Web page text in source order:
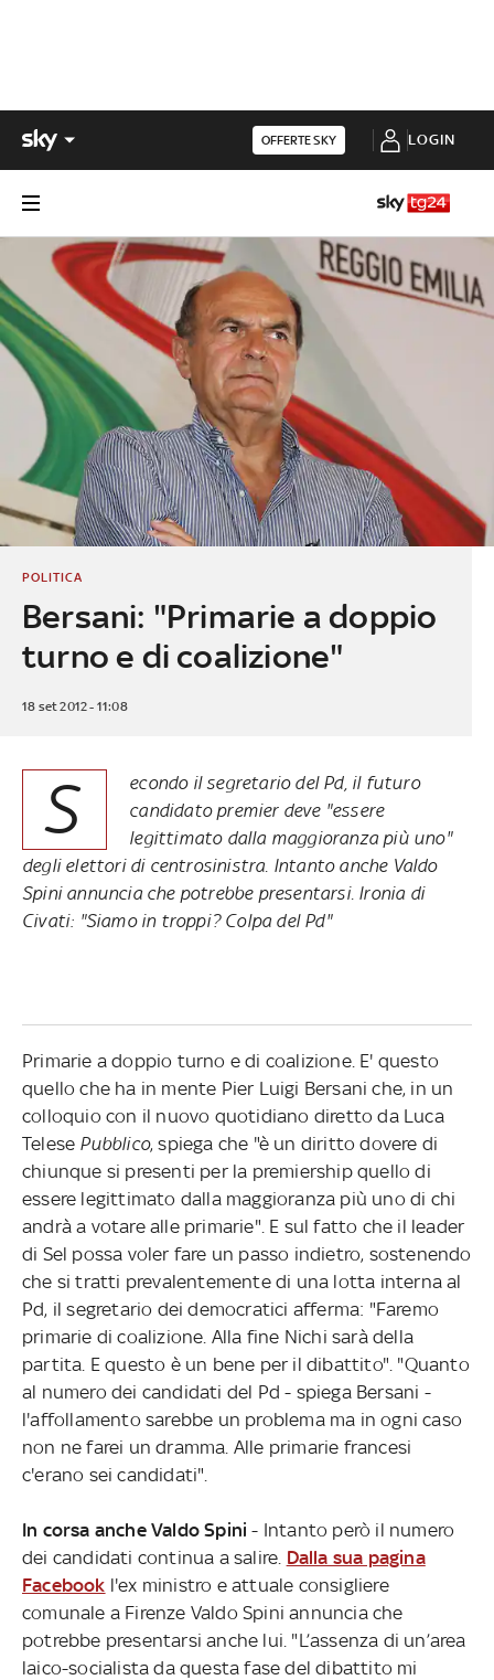
OFFERTE SKY LOGIN
Bersani: "Primarie a doppio
turno e di coalizione"
POLITICA
18 set 2012 - 11:08
S
econdo il segretario del Pd, il futuro
candidato premier deve "essere
legittimato dalla maggioranza più uno"
degli elettori di centrosinistra. Intanto anche Valdo
Spini annuncia che potrebbe presentarsi. Ironia di
Civati: "Siamo in troppi? Colpa del Pd"
Primarie a doppio turno e di coalizione. E' questo
quello che ha in mente Pier Luigi Bersani che, in un
colloquio con il nuovo quotidiano diretto da Luca
Telese Pubblico, spiega che "è un diritto dovere di
chiunque si presenti per la premiership quello di
essere legittimato dalla maggioranza più uno di chi
andrà a votare alle primarie". E sul fatto che il leader
di Sel possa voler fare un passo indietro, sostenendo
che si tratti prevalentemente di una lotta interna al
Pd, il segretario dei democratici afferma: "Faremo
primarie di coalizione. Alla fine Nichi sarà della
partita. E questo è un bene per il dibattito". "Quanto
al numero dei candidati del Pd - spiega Bersani -
l'affollamento sarebbe un problema ma in ogni caso
non ne farei un dramma. Alle primarie francesi
c'erano sei candidati".
In corsa anche Valdo Spini- Intanto però il numero
dei candidati continua a salire. Dalla sua pagina
Facebook l'ex ministro e attuale consigliere
comunale a Firenze Valdo Spini annuncia che
potrebbe presentarsi anche lui. "L’assenza di un’area
laico-socialista da questa fase del dibattito mi